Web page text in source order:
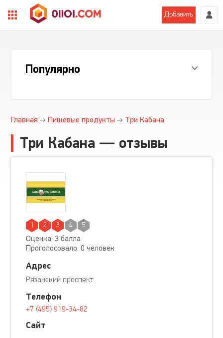
Добавить
Популярно
Главная Пищевые продукты Три Кабана
Три Кабана — отзывы
1 2 3 4 5
Оценка: 3 балла
Проголосовало: 0 человек
Адрес
Рязанский проспект
Телефон
+7 (495) 919-34-82
Сайт